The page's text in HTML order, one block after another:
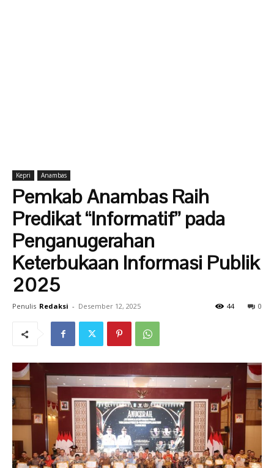
Kepri Anambas
Pemkab Anambas Raih
Predikat “Informatif” pada
Penganugerahan
Keterbukaan Informasi Publik
2025
Penulis Redaksi - Desember 12, 2025 0
44